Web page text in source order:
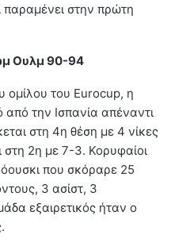
παραμένει στην πρώτη
Ουλμ 90-94
ομίλου του Eurocup, η
την Ισπανία απέναντι
στη 4η θέση με 4 νίκες
στη 2η με 7-3. Κορυφαίοι
που σκόραρε 25
3 ασίστ, 3
εξαιρετικός ήταν ο